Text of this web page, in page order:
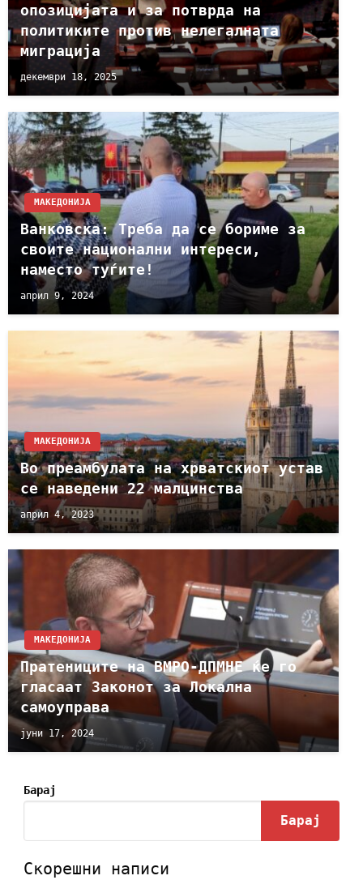
опозицијата и за потврда на
политиките против нелегалната
миграција
декември 18, 2025
МАКЕДОНИЈА
Ванковска: Треба да се бориме за
своите национални интереси,
наместо туѓите!
април 9, 2024
МАКЕДОНИЈА
Во преамбулата на хрватскиот устав
се наведени 22 малцинства
април 4, 2023
МАКЕДОНИЈА
Пратениците на ВМРО-ДПМНЕ ќе го
гласаат Законот за Локална
самоуправа
јуни 17, 2024
Барај
Барај
Скорешни написи